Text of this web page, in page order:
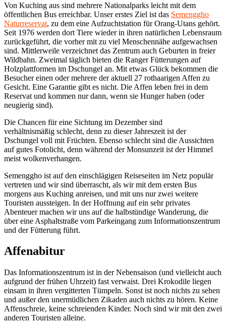
Von Kuching aus sind mehrere Nationalparks leicht mit dem
öffentlichen Bus erreichbar. Unser erstes Ziel ist das Semenggho
Naturreservat, zu dem eine Aufzuchtstation für Orang-Utans gehört.
Seit 1976 werden dort Tiere wieder in ihren natürlichen Lebensraum
zurückgeführt, die vorher mit zu viel Menschennähe aufgewachsen
sind. Mittlerweile verzeichnet das Zentrum auch Geburten in freier
Wildbahn. Zweimal täglich bieten die Ranger Fütterungen auf
Holzplattformen im Dschungel an. Mit etwas Glück bekommen die
Besucher einen oder mehrere der aktuell 27 rothaarigen Affen zu
Gesicht. Eine Garantie gibt es nicht. Die Affen leben frei in dem
Reservat und kommen nur dann, wenn sie Hunger haben (oder
neugierig sind).
Die Chancen für eine Sichtung im Dezember sind
verhältnismäßig schlecht, denn zu dieser Jahreszeit ist der
Dschungel voll mit Früchten. Ebenso schlecht sind die Aussichten
auf gutes Fotolicht, denn während der Monsunzeit ist der Himmel
meist wolkenverhangen.
Semenggho ist auf den einschlägigen Reiseseiten im Netz populär
vertreten und wir sind überrascht, als wir mit dem ersten Bus
morgens aus Kuching anreisen, und mit uns nur zwei weitere
Touristen aussteigen. In der Hoffnung auf ein sehr privates
Abenteuer machen wir uns auf die halbstündige Wanderung, die
über eine Asphaltstraße vom Parkeingang zum Informationszentrum
und der Fütterung führt.
Affenabitur
Das Informationszentrum ist in der Nebensaison (und vielleicht auch
aufgrund der frühen Uhrzeit) fast verwaist. Drei Krokodile liegen
einsam in ihren vergitterten Tümpeln. Sonst ist noch nichts zu sehen
und außer den unermüdlichen Zikaden auch nichts zu hören. Keine
Affenschreie, keine schreienden Kinder. Noch sind wir mit den zwei
anderen Touristen alleine.